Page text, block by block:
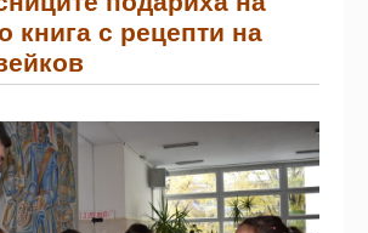
книга с рецепти на